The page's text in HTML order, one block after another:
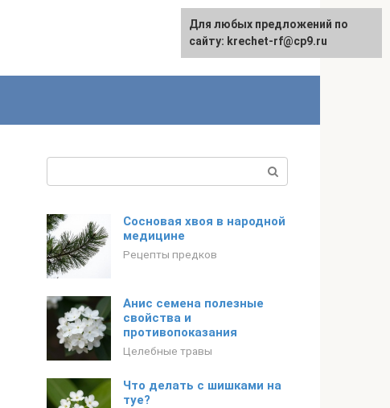
English
Сосновая хвоя в народной
медицине
Рецепты предков
Анис семена полезные
свойства и
противопоказания
Целебные травы
Что делать с шишками на
туе?
Для любых предложений по
сайту: krechet-rf@cp9.ru